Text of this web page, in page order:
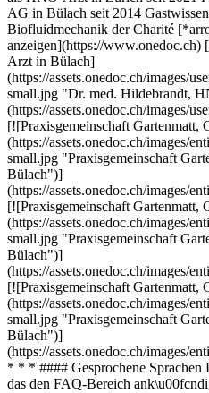
AG in Bülach seit 2014
Biofluidmechanik der Charité
anzeigen](https://
Arzt in Bülach]
(https://assets.onedoc.ch/images/
small.jpg "Dr. med. Hildebrandt,
(https://assets.onedoc.ch/images/
[![Praxisgemeinschaft Gartenmatt,
(https://assets.onedoc.ch/images/
small.jpg "Praxisgemeinschaft
Bülach")]
(https://assets.onedoc.ch/images/
[![Praxisgemeinschaft Gartenmatt,
(https://assets.onedoc.ch/images/
small.jpg "Praxisgemeinschaft
Bülach")]
(https://assets.onedoc.ch/images/
[![Praxisgemeinschaft Gartenmatt,
(https://assets.onedoc.ch/images/
small.jpg "Praxisgemeinschaft
Bülach")]
(https://assets.onedoc.ch/images/
* * * #### Gesprochene Sprachen
das den FAQ-Bereich